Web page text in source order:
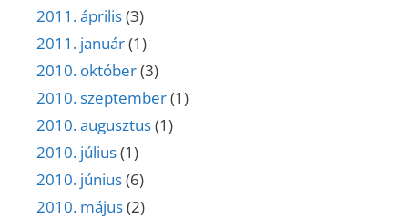
2011. április(3)
2011. január(1)
2010. október(3)
2010. szeptember(1)
2010. augusztus(1)
2010. július(1)
2010. június(6)
2010. május(2)